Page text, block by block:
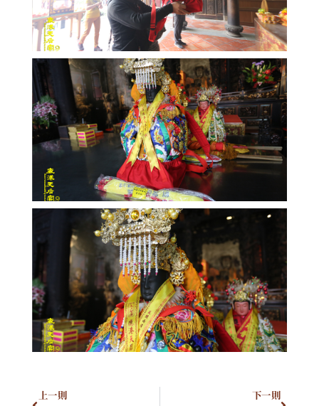
上一則 下一則